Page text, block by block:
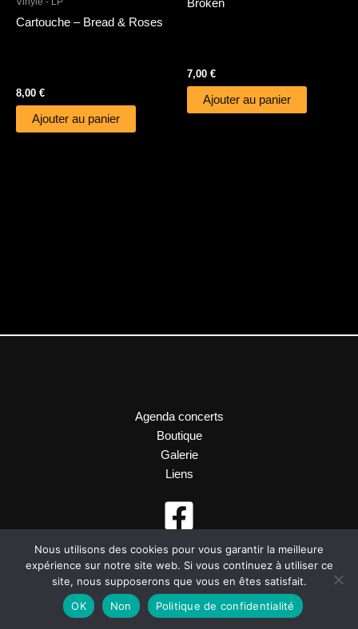
Cartouche – Bread & Roses
8,00 €
Ajouter au panier
Broken
7,00 €
Ajouter au panier
Agenda concerts
Boutique
Galerie
Liens
Site réalisé parmillenium-web
Nous utilisons des cookies pour vous garantir la meilleure
expérience sur notre site web. Si vous continuez à utiliser ce
site, nous supposerons que vous en êtes satisfait.
OK
Non Politique de confidentialité